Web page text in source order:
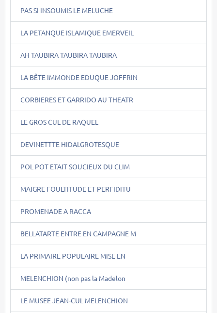
PAS SI INSOUMIS LE MELUCHE
LA PETANQUE ISLAMIQUE EMERVEIL
AH TAUBIRA TAUBIRA TAUBIRA
LA BÊTE IMMONDE EDUQUE JOFFRIN
CORBIERES ET GARRIDO AU THEATR
LE GROS CUL DE RAQUEL
DEVINETTTE HIDALGROTESQUE
POL POT ETAIT SOUCIEUX DU CLIM
MAIGRE FOULTITUDE ET PERFIDITU
PROMENADE A RACCA
BELLATARTE ENTRE EN CAMPAGNE M
LA PRIMAIRE POPULAIRE MISE EN
MELENCHION (non pas la Madelon
LE MUSEE JEAN-CUL MELENCHION